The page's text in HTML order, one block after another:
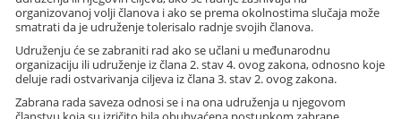
organizovanoj volji članova i ako se prema okolnostima slučaja može
smatrati da je udruženje tolerisalo radnje svojih članova.
Udruženju će se zabraniti rad ako se učlani u međunarodnu
organizaciju ili udruženje iz člana 2. stav 4. ovog zakona, odnosno koje
deluje radi ostvarivanja ciljeva iz člana 3. stav 2. ovog zakona.
Zabrana rada saveza odnosi se i na ona udruženja u njegovom